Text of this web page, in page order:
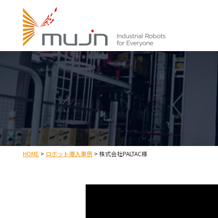
HOME > ロボット導入事例 > 株式会社PALTAC様